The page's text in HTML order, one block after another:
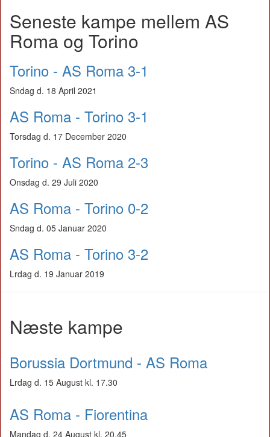
Seneste kampe mellem AS
Roma og Torino
Torino - AS Roma 3-1
Sndag d. 18 April 2021
AS Roma - Torino 3-1
Torsdag d. 17 December 2020
Torino - AS Roma 2-3
Onsdag d. 29 Juli 2020
AS Roma - Torino 0-2
Sndag d. 05 Januar 2020
AS Roma - Torino 3-2
Lrdag d. 19 Januar 2019
Næste kampe
Borussia Dortmund - AS Roma
Lrdag d. 15 August kl. 17.30
AS Roma - Fiorentina
Mandag d. 24 August kl. 20.45